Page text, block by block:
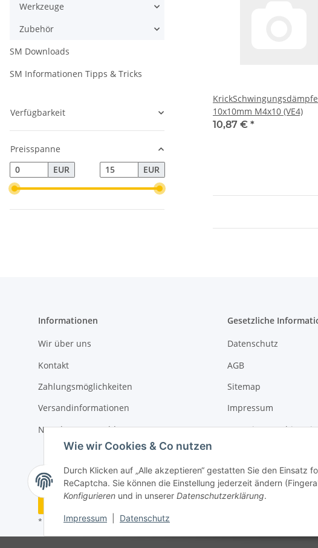
Wie wir Cookies & Co nutzen
Durch Klicken auf „Alle akzeptieren“ gestatten Sie den Einsatz
ReCaptcha. Sie können die Einstellung jederzeit ändern
Konfigurieren und in unserer Datenschutzerklärung.
Impressum Datenschutz
10x10mm M4x10 (VE4)
10,87 € *
Werkzeuge
Zubehör
SM Downloads
SM Informationen Tipps & Tricks
Verfügbarkeit
Preisspanne
EUR
EUR
Informationen
Wir über uns
Kontakt
Zahlungsmöglichkeiten
Versandinformationen
Newsletter Anmeldung
Gesetzliche
Datenschutz
AGB
Sitemap
Impressum
Vertrag widerrufen
* Alle Preise inkl. gesetzlicher USt., zzgl.